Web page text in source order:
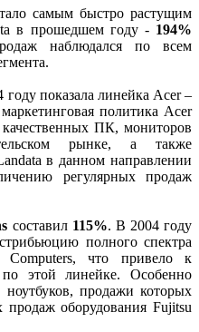
самым быстро растущим
в прошедшем году - 194%
наблюдался по всем
показала линейка Acer –
политика Acer
качественных ПК, мониторов
рынке, а также
в данном направлении
регулярных продаж
cоставил 115%. В 2004 году
полного спектра
Computers, что привело к
этой линейке. Особенно
ноутбуков, продажи которых
оборудования Fujitsu